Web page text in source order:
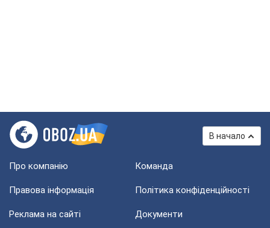
В начало
Про компанію Команда
Правова інформація Політика конфіденційності
Реклама на сайті Документи